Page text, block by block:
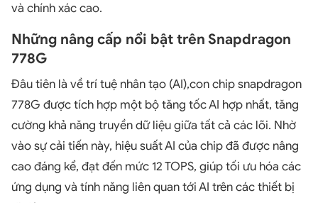
và chính xác cao.
Những nâng cấp nổi bật trên Snapdragon
778G
Đâu tiên là về trí tuệ nhân tạo (AI),con chip snapdragon
778G được tích hợp một bộ tăng tốc AI hợp nhất, tăng
cường khả năng truyền dữ liệu giữa tất cả các lõi. Nhờ
vào sự cải tiến này, hiệu suất AI của chip đã được nâng
cao đáng kể, đạt đến mức 12 TOPS, giúp tối ưu hóa các
ứng dụng và tính năng liên quan tới AI trên các thiết bị